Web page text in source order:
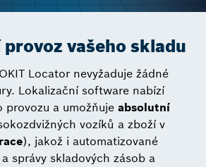
vašeho skladu
Locator nevyžaduje žádné
Lokalizační software nabízí
provozu a umožňuje absolutní
vozíků a zboží v
), jakož i automatizované
správy skladových zásob a